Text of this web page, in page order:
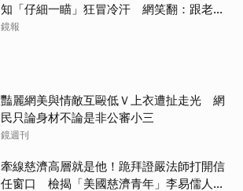
知「仔細一瞄」狂冒冷汗 網笑翻：跟老闆
禮尚往來
鏡報
豔麗網美與情敵互毆低Ｖ上衣遭扯走光 網
民只論身材不論是非公審小三
鏡週刊
牽線慈濟高層就是他！跪拜證嚴法師打開信
任窗口 檢揭「美國慈濟青年」李易儒人脈